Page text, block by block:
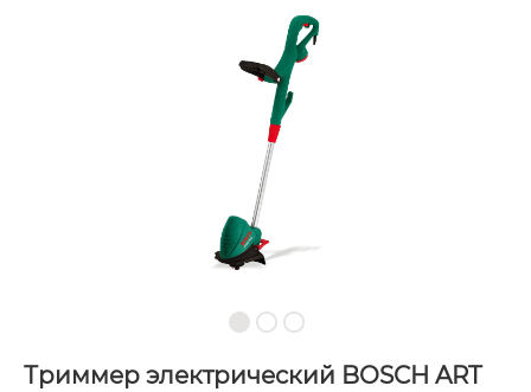
Триммер электрический BOSCH ART